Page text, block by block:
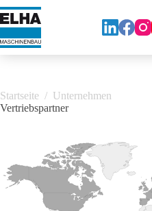
Zum
Inhalt
springen
Startseite / Unternehmen
Vertriebspartner